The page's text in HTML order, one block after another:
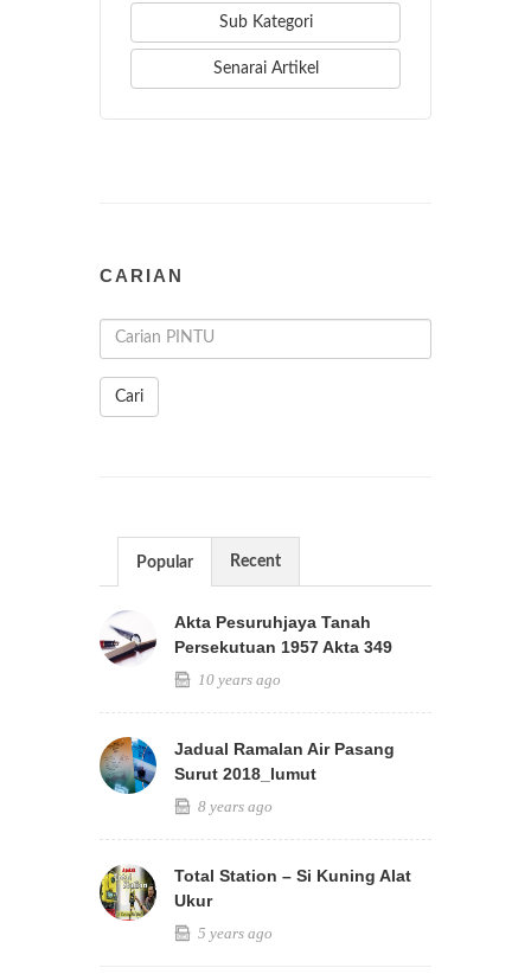
Sub Kategori
Senarai Artikel
CARIAN
Cari
Popular Recent
Akta Pesuruhjaya Tanah
Persekutuan 1957 Akta 349
10 years ago
Jadual Ramalan Air Pasang
Surut 2018_lumut
8 years ago
Total Station – Si Kuning Alat
Ukur
5 years ago